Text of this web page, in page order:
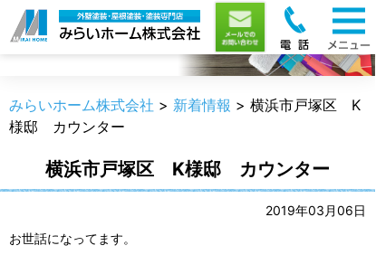
新着情報
みらいホーム株式会社 > 新着情報 > 横浜市戸塚区 K
様邸 カウンター
横浜市戸塚区 K様邸 カウンター
2019年03月06日
お世話になってます。